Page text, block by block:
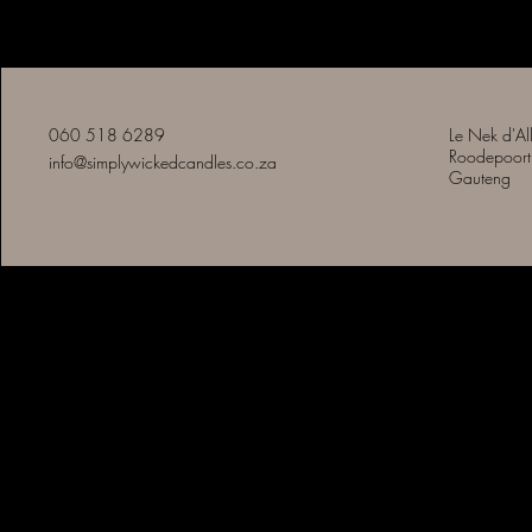
060 518 6289
info@simplywickedcandles.co.za
Le Nek
Roodepoort
Gauteng